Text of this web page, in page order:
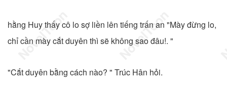
hằng Huy thấy cô lo sợ liền lên tiếng trấn an "Mày đừng lo,
chỉ cần mày cắt duyên thì sẽ không sao đâu!. "
"Cắt duyên bằng cách nào? " Trúc Hân hỏi.